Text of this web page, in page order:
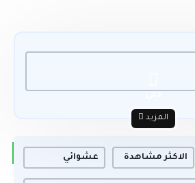
المزيد
الاكثر مشاهدة عشوائي